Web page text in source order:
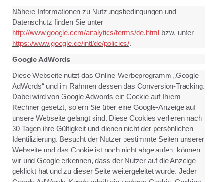
Nähere Informationen zu Nutzungsbedingungen und
Datenschutz finden Sie unter
http://www.google.com/analytics/terms/de.html bzw. unter
https://www.google.de/intl/de/policies/.
Google AdWords
Diese Webseite nutzt das Online-Werbeprogramm „Google
AdWords“ und im Rahmen dessen das Conversion-Tracking.
Dabei wird von Google Adwords ein Cookie auf Ihrem
Rechner gesetzt, sofern Sie über eine Google-Anzeige auf
unsere Webseite gelangt sind. Diese Cookies verlieren nach
30 Tagen ihre Gültigkeit und dienen nicht der persönlichen
Identifizierung. Besucht der Nutzer bestimmte Seiten unserer
Webseite und das Cookie ist noch nicht abgelaufen, können
wir und Google erkennen, dass der Nutzer auf die Anzeige
geklickt hat und zu dieser Seite weitergeleitet wurde. Jeder